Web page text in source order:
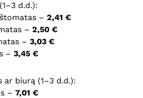
d.d.):
– 2,41 €
– 2,50 €
– 3,03 €
– 3,45 €
ar biurą (1–3 d.d.):
– 7,01 €